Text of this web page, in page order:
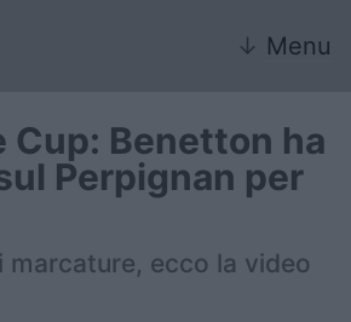
↓ Menu
Cup: Benetton ha
Perpignan per
marcature, ecco la video